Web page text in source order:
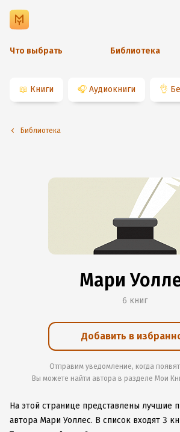
Что выбрать Библиотека
📖 Книги 🎧 Аудиокниги 👌
Библиотека
Мари
6 книг
Добавить в
Отправим уведомление, когда
Вы можете найти автора в разделе Мои
На этой странице представлены лучшие
автора Мари Уоллес. В список входят 3